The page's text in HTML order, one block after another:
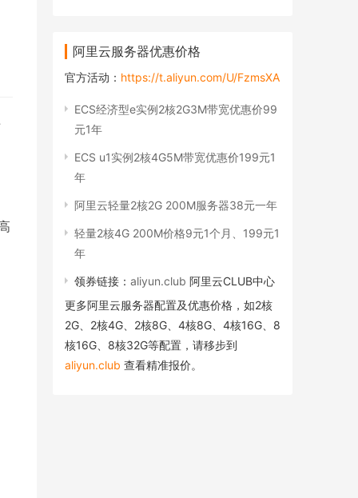
阿里云服务器优惠价格
官方活动： https://t.aliyun.com/U/FzmsXA
ECS经济型e实例2核2G3M带宽优惠价99
元1年
ECS u1实例2核4G5M带宽优惠价199元1
年
阿里云轻量2核2G 200M服务器38元一年
轻量2核4G 200M价格9元1个月、199元1
年
领券链接： aliyun.club 阿里云CLUB中心
更多阿里云服务器配置及优惠价格，如2核
2G、2核4G、2核8G、4核8G、4核16G、8
核16G、8核32G等配置，请移步到
aliyun.club 查看精准报价。